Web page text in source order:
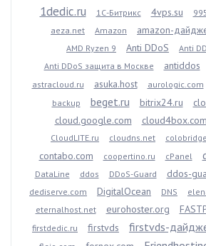
1dedic.ru 1С-Битрикс 4vps.su
aeza.net
Amazon amazon-
AMD Ryzen 9
Anti DDoS
Anti
Anti DDoS защита в Москве
antiddos
astracloud.ru
asuka.host aurologic.com
backup beget.ru bitrix24.ru
cloud.google.com cloud4box.com
CloudLITE.ru cloudns.net
contabo.com coopertino.ru cPanel
DataLine ddos DDoS-Guard ddos-
dediserve.com
DigitalOcean DNS
eternalhost.net
eurohoster.org
firstdedic.ru
firstvds firstvds-